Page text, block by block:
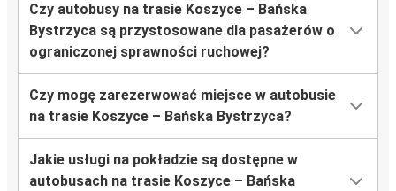
Czy autobusy na trasie Koszyce – Bańska
Bystrzycа są przystosowane dla pasażerów o
ograniczonej sprawności ruchowej?
Czy mogę zarezerwować miejsce w autobusie
na trasie Koszyce – Bańska Bystrzycа?
Jakie usługi na pokładzie są dostępne w
autobusach na trasie Koszyce – Bańska